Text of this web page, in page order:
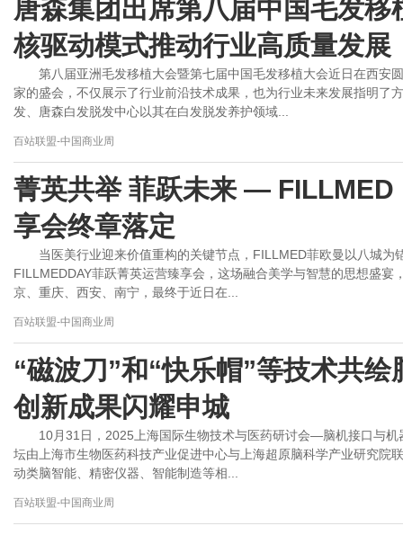
唐森集团出席第八届中国毛发移
核驱动模式推动行业高质量发展
第八届亚洲毛发移植大会暨第七届中国毛发移植大会近日在西安
家的盛会，不仅展示了行业前沿技术成果，也为行业未来发展指明了
发、唐森白发脱发中心以其在白发脱发养护领域...
百站联盟-中国商业周
菁英共举 菲跃未来 — FILLMED
享会终章落定
当医美行业迎来价值重构的关键节点，FILLMED菲欧曼以八城为
FILLMEDDAY菲跃菁英运营臻享会，这场融合美学与智慧的思想盛
京、重庆、西安、南宁，最终于近日在...
百站联盟-中国商业周
“磁波刀”和“快乐帽”等技术共
创新成果闪耀申城
10月31日，2025上海国际生物技术与医药研讨会—脑机接口与
坛由上海市生物医药科技产业促进中心与上海超原脑科学产业研究院
动类脑智能、精密仪器、智能制造等相...
百站联盟-中国商业周